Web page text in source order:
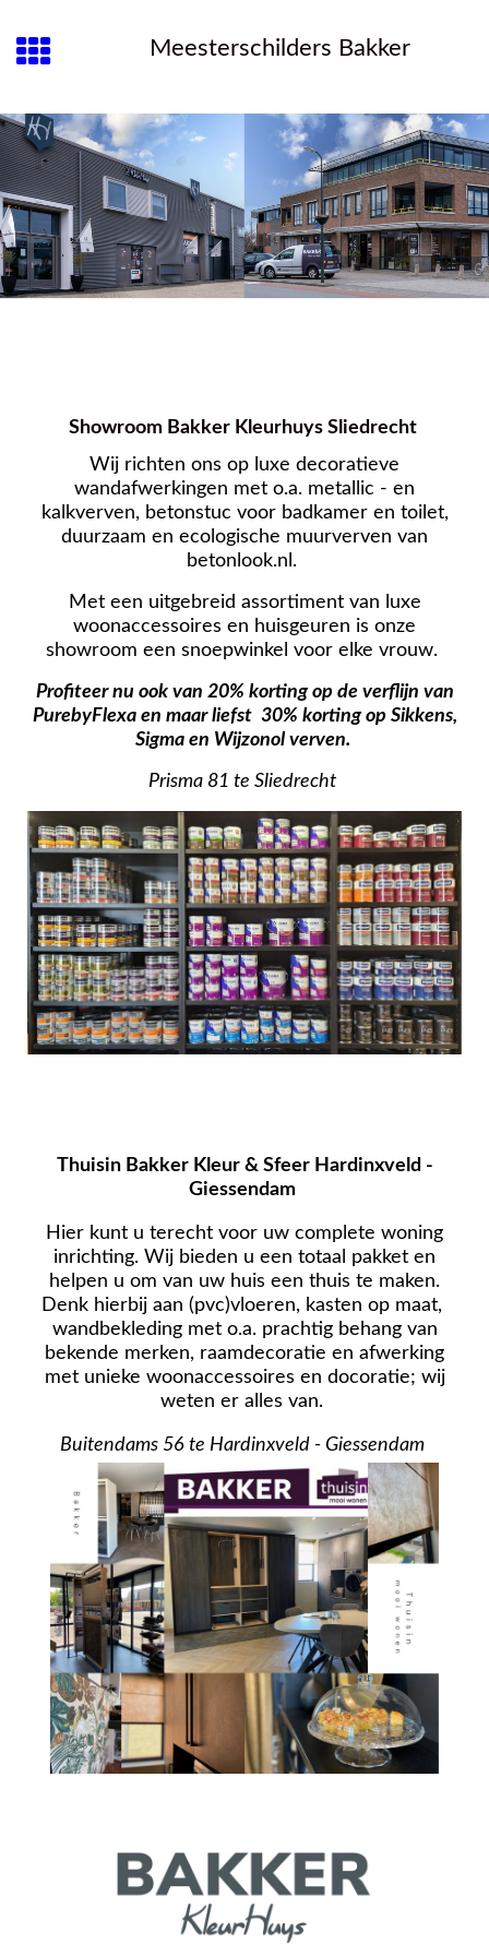
Meesterschilders Bakker
Showroom Bakker Kleurhuys Sliedrecht
Wij richten ons op luxe decoratieve
wandafwerkingen met o.a. metallic - en
kalkverven, betonstuc voor badkamer en toilet,
duurzaam en ecologische muurverven van
betonlook.nl.
Met een uitgebreid assortiment van luxe
woonaccessoires en huisgeuren is onze
showroom een snoepwinkel voor elke vrouw.
Profiteer nu ook van 20% korting op de verflijn van
PurebyFlexa en maar liefst 30% korting op Sikkens,
Sigma en Wijzonol verven.
Prisma 81 te Sliedrecht
Thuisin Bakker Kleur & Sfeer Hardinxveld -
Giessendam
Hier kunt u terecht voor uw complete woning
inrichting. Wij bieden u een totaal pakket en
helpen u om van uw huis een thuis te maken.
Denk hierbij aan (pvc)vloeren, kasten op maat,
wandbekleding met o.a. prachtig behang van
bekende merken, raamdecoratie en afwerking
met unieke woonaccessoires en docoratie; wij
weten er alles van.
Buitendams 56 te Hardinxveld - Giessendam